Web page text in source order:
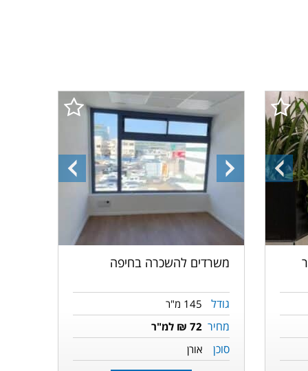
התמונה
התמונה
התמונה
הבאה
משרדים להשכרה בחיפה
גודל 145 מ"ר
מחיר 72 ₪ למ"ר
סוכן אורן